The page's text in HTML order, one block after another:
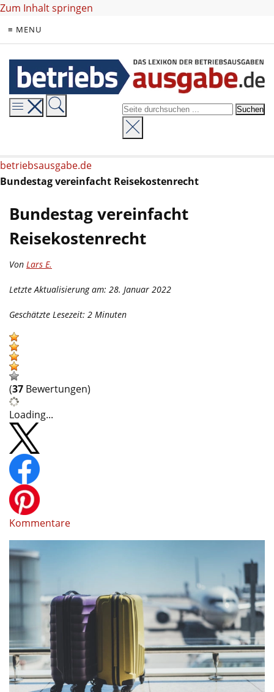
Zum Inhalt springen
≡ MENU
betriebsausgabe.de
Bundestag vereinfacht Reisekostenrecht
Bundestag vereinfacht
Reisekostenrecht
Von Lars E.
Letzte Aktualisierung am: 28. Januar 2022
Geschätzte Lesezeit: 2 Minuten
(37 Bewertungen)
Loading...
Kommentare